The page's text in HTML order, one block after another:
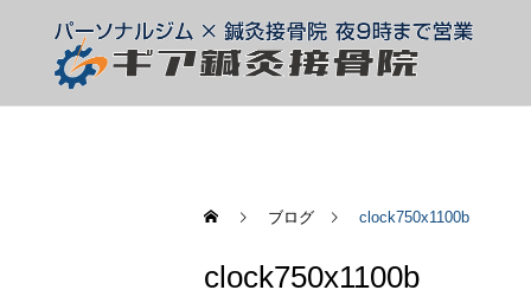
整体
ブログ clock750x1100b
clock750x1100b